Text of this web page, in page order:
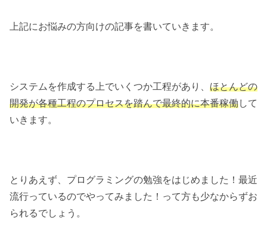
上記にお悩みの方向けの記事を書いていきます。
システムを作成する上でいくつか工程があり、 ほとんどの
開発が各種工程のプロセスを踏んで最終的に本番稼働して
いきます。
とりあえず、プログラミングの勉強をはじめました！最近
流行っているのでやってみました！って方も少なからずお
られるでしょう。